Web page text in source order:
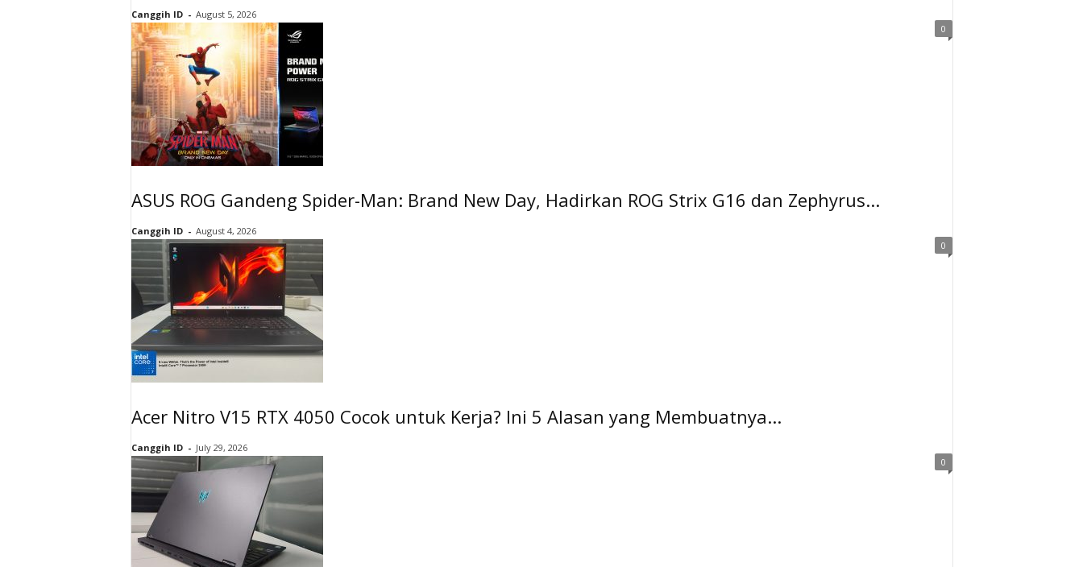
Canggih ID - August 5, 2026
0
ASUS ROG Gandeng Spider-Man: Brand New Day, Hadirkan ROG Strix G16 dan Zephyrus...
Canggih ID - August 4, 2026
0
Acer Nitro V15 RTX 4050 Cocok untuk Kerja? Ini 5 Alasan yang Membuatnya...
Canggih ID - July 29, 2026
0